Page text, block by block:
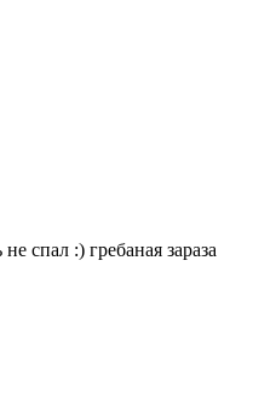
спал :) гребаная зараза